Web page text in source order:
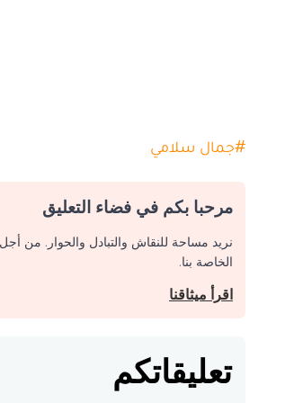
#جمال سلامي
مرحبا بكم في فضاء التعليق
نريد مساحة للنقاش والتبادل والحوار. من
الخاصة بنا.
اقرأ ميثاقنا
تعليقاتكم